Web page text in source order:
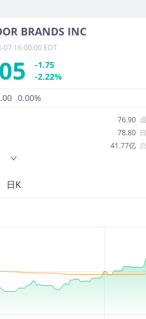
BRANDS INC
07 16:00:00 EDT
-1.75
-2.22%
0.00%
76.90
78.80
41.77亿
日K